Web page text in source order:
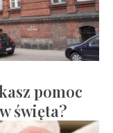
pomoc
święta?